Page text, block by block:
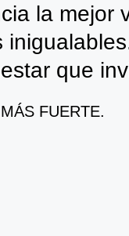
la mejor
que
FUERTE.